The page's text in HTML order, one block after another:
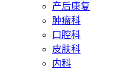
产后康复
肿瘤科
口腔科
皮肤科
内科